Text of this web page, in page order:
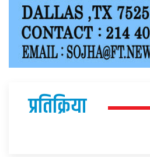
प्रतिक्रिया